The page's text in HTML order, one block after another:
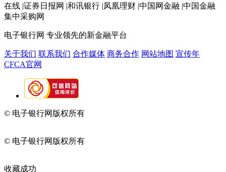
在线 |证券日报网 |和讯银行 |凤凰理财 |中国网金融 |中国金融
集中采购网
电子银行网 专业领先的新金融平台
关于我们 联系我们 合作媒体 商务合作 网站地图 宣传年
CFCA官网
© 电子银行网版权所有
© 电子银行网版权所有
收藏成功